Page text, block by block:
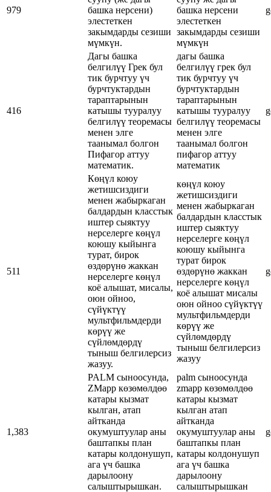
979
башка нерсени)
элестеткен
закымдарды сезиши
мүмкүн.
башка нерсени
элестеткен
закымдарды сезиши
мүмкүн
416
Дагы башка
белгилүү Грек бул
тик бурчтуу үч
бурчтуктардын
тараптарынын
катышы тууралуу
белгилүү теоремасы
менен элге
таанымал болгон
Пифагор аттуу
математик.
дагы башка
белгилүү грек бул
тик бурчтуу үч
бурчтуктардын
тараптарынын
катышы тууралуу
белгилүү теоремасы
менен элге
таанымал болгон
пифагор аттуу
математик
511
Көңүл коюу
жетишсиздиги
менен жабыркаган
балдардын класстык
иштер сыяктуу
нерселерге көңүл
коюшу кыйынга
турат, бирок
өздөрүнө жаккан
нерселерге көңүл
коё алышат, мисалы,
оюн ойноо,
сүйүктүү
мультфильмдерди
көрүү же
сүйлөмдөрдү
тыныш белгилерсиз
жазуу.
көңүл коюу
жетишсиздиги
менен жабыркаган
балдардын класстык
иштер сыяктуу
нерселерге көңүл
коюшу кыйынга
турат бирок
өздөрүнө жаккан
нерселерге көңүл
коё алышат мисалы
оюн ойноо сүйүктүү
мультфильмдерди
көрүү же
сүйлөмдөрдү
тыныш белгилерсиз
жазуу
1,383
PALM сыноосунда,
ZMapp көзөмөлдөө
катары кызмат
кылган, атап
айтканда
окумуштуулар аны
баштапкы план
катары колдонушуп,
ага үч башка
дарылоону
салыштырышкан.
palm сыноосунда
zmapp көзөмөлдөө
катары кызмат
кылган атап
айтканда
окумуштуулар аны
баштапкы план
катары колдонушуп
ага үч башка
дарылоону
салыштырышкан